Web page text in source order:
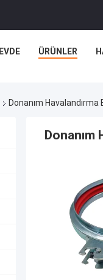
EVDE ÜRÜNLER
Donanım
Donanım